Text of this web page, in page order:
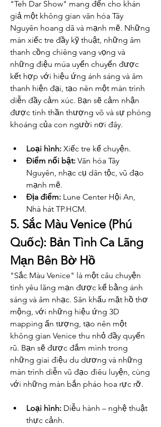
"Teh Dar Show" mang đến cho khán
giả một không gian văn hóa Tây
Nguyên hoang dã và mạnh mẽ. Những
màn xiếc tre đầy kỹ thuật, những âm
thanh cồng chiêng vang vọng và
những điệu múa uyển chuyển được
kết hợp với hiệu ứng ánh sáng và âm
thanh hiện đại, tạo nên một màn trình
diễn đầy cảm xúc. Bạn sẽ cảm nhận
được tinh thần thượng võ và sự phóng
khoáng của con người nơi đây.
Loại hình: Xiếc tre kể chuyện.
Điểm nổi bật: Văn hóa Tây
Nguyên, nhạc cụ dân tộc, vũ đạo
mạnh mẽ.
Địa điểm: Lune Center Hội An,
Nhà hát TP.HCM.
5. Sắc Màu Venice (Phú
Quốc): Bản Tình Ca Lãng
Mạn Bên Bờ Hồ
"Sắc Màu Venice" là một câu chuyện
tình yêu lãng mạn được kể bằng ánh
sáng và âm nhạc. Sân khấu mặt hồ thơ
mộng, với những hiệu ứng 3D
mapping ấn tượng, tạo nên một
không gian Venice thu nhỏ đầy quyến
rũ. Bạn sẽ được đắm mình trong
những giai điệu du dương và những
màn trình diễn vũ đạo điêu luyện, cùng
với những màn bắn pháo hoa rực rỡ.
Loại hình: Diễu hành – nghệ thuật
thực cảnh.